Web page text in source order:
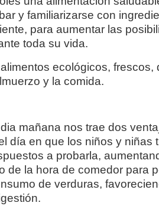
y familiarizarse con
para aumentar las
toda su vida.
ecológicos,
y la comida.
mañana nos trae dos
día en que los niños y niñas
a probarla,
de la hora de comedor para
de verduras,